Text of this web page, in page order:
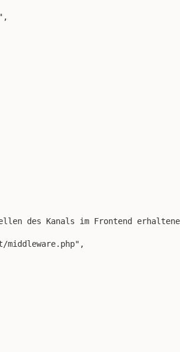
des Kanals im Frontend
middleware.php",